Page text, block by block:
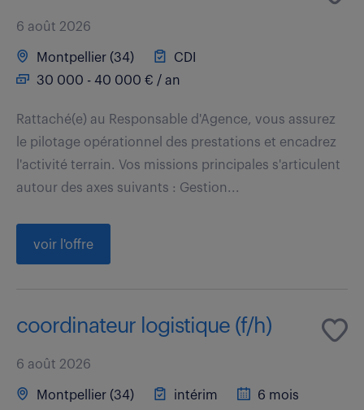
6 août 2026
Montpellier (34)
CDI
30 000 - 40 000 € / an
Rattaché(e) au Responsable d'Agence, vous assurez
le pilotage opérationnel des prestations et encadrez
l'activité terrain. Vos missions principales s'articulent
autour des axes suivants : Gestion...
voir l'offre
coordinateur logistique (f/h)
6 août 2026
Montpellier (34) intérim
6 mois